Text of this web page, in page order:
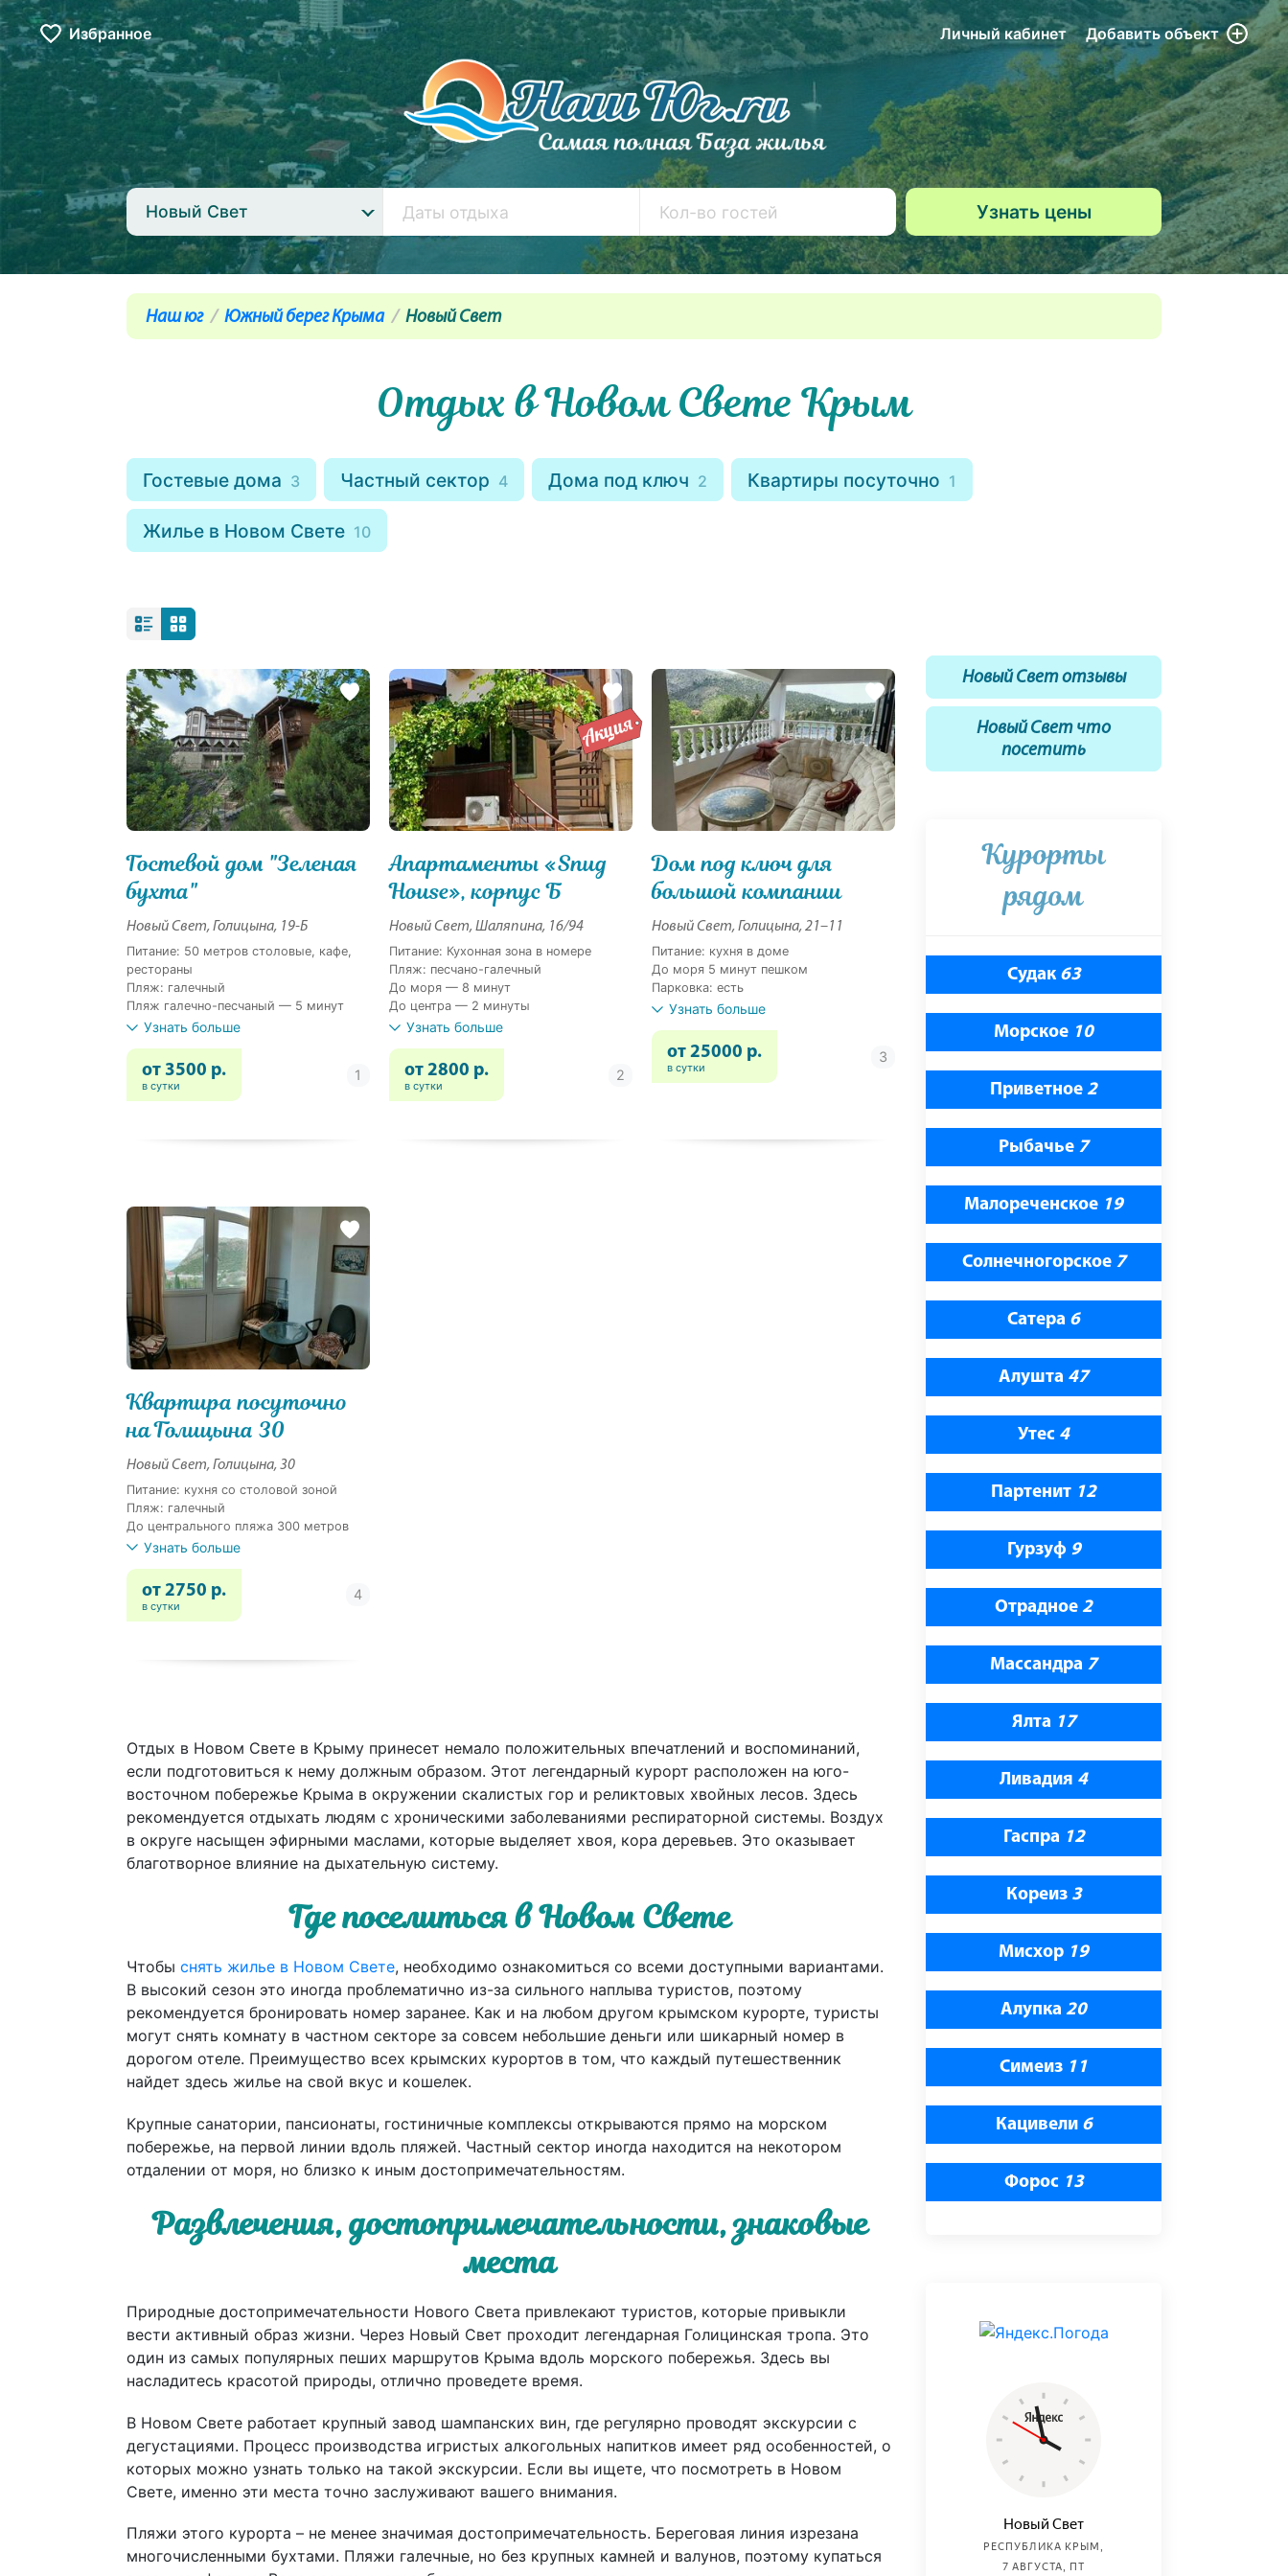
Избранное Личный кабинет Добавитьобъект
Новый Свет
Наш юг Южный берег Крыма Новый Свет
Отдых в Новом Свете Крым
Гостевые дома 3 Частный сектор 4 Дома под ключ 2 Квартиры посуточно 1
Жилье в Новом Свете 10
Гостевой дом "Зеленая
бухта"
Новый Свет, Голицына, 19-Б
Питание: 50 метров столовые, кафе,
рестораны
Пляж: галечный
Пляж галечно-песчаный — 5 минут
Узнать больше
от 3500 р.
в сутки
Апартаменты «Snug
House», корпус Б
Новый Свет, Шаляпина, 16/94
Питание: Кухонная зона в номере
Пляж: песчано-галечный
До моря — 8 минут
До центра — 2 минуты
Узнать больше
от 2800 р.
в сутки
Дом под ключ для
большой компании
Новый Свет, Голицына, 21–11
Питание: кухня в доме
До моря 5 минут пешком
Парковка: есть
Узнать больше
от 25000 р.
в сутки
Квартира посуточно
на Голицына 30
Новый Свет, Голицына, 30
Питание: кухня со столовой зоной
Пляж: галечный
До центрального пляжа 300 метров
Узнать больше
от 2750 р.
в сутки
Отдых в Новом Свете в Крыму принесет немало положительных впечатлений и воспоминаний,
если подготовиться к нему должным образом. Этот легендарный курорт расположен на юго-
восточном побережье Крыма в окружении скалистых гор и реликтовых хвойных лесов. Здесь
рекомендуется отдыхать людям с хроническими заболеваниями респираторной системы. Воздух
в округе насыщен эфирными маслами, которые выделяет хвоя, кора деревьев. Это оказывает
благотворное влияние на дыхательную систему.
Где поселиться в Новом Свете
Чтобы снять жилье в Новом Свете, необходимо ознакомиться со всеми доступными вариантами.
В высокий сезон это иногда проблематично из-за сильного наплыва туристов, поэтому
рекомендуется бронировать номер заранее. Как и на любом другом крымском курорте, туристы
могут снять комнату в частном секторе за совсем небольшие деньги или шикарный номер в
дорогом отеле. Преимущество всех крымских курортов в том, что каждый путешественник
найдет здесь жилье на свой вкус и кошелек.
Крупные санатории, пансионаты, гостиничные комплексы открываются прямо на морском
побережье, на первой линии вдоль пляжей. Частный сектор иногда находится на некотором
отдалении от моря, но близко к иным достопримечательностям.
Развлечения, достопримечательности, знаковые
места
Природные достопримечательности Нового Света привлекают туристов, которые привыкли
вести активный образ жизни. Через Новый Свет проходит легендарная Голицинская тропа. Это
один из самых популярных пеших маршрутов Крыма вдоль морского побережья. Здесь вы
насладитесь красотой природы, отлично проведете время.
В Новом Свете работает крупный завод шампанских вин, где регулярно проводят экскурсии с
дегустациями. Процесс производства игристых алкогольных напитков имеет ряд особенностей, о
которых можно узнать только на такой экскурсии. Если вы ищете, что посмотреть в Новом
Свете, именно эти места точно заслуживают вашего внимания.
Пляжи этого курорта – не менее значимая достопримечательность. Береговая линия изрезана
многочисленными бухтами. Пляжи галечные, но без крупных камней и валунов, поэтому купаться
Новый Свет отзывы
Новый Свет что
посетить
Курорты
рядом
Судак 63
Морское 10
Приветное 2
Рыбачье 7
Малореченское 19
Солнечногорское 7
Сатера 6
Алушта 47
Утес 4
Партенит 12
Гурзуф 9
Отрадное 2
Массандра 7
Ялта 17
Ливадия 4
Гаспра 12
Кореиз 3
Мисхор 19
Алупка 20
Симеиз 11
Кацивели 6
Форос 13